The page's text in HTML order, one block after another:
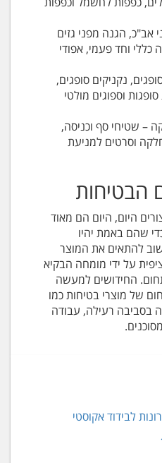
אב"כ, הגנה מפני גזים
כללי וחד פעמי, אפודי
נקניקים סופגים,
וספוגים מולטי
– שטיחי סף וכניסה,
וסרטים למניעת
הבטיחות
היום, היום הם מאוד
שהם באמת יהיו
להתאים את המוצר
על ידי מומחה הבקיא
החידושים למעשה
של מוצרי בטיחות כמו
בסביבה רעילה, עבודה
לבידוד אקוסטי